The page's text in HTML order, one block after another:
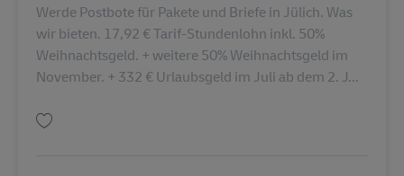
Werde Postbote für Pakete und Briefe in Jülich. Was
wir bieten. 17,92 € Tarif-Stundenlohn inkl. 50%
Weihnachtsgeld. + weitere 50% Weihnachtsgeld im
November. + 332 € Urlaubsgeld im Juli ab dem 2. J...